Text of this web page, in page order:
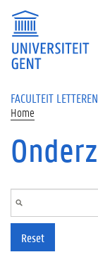
Overslaan en naar de
FACULTEIT
Home
Reset